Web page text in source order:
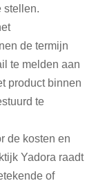
stellen.
de termijn
te melden aan
product binnen
te
de kosten en
Yadora raadt
of